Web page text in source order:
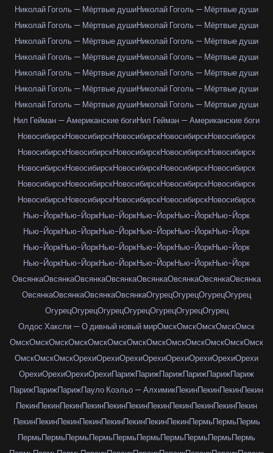
Николай Гоголь — Мёртвые душиНиколай Гоголь — Мёртвые души
Николай Гоголь — Мёртвые душиНиколай Гоголь — Мёртвые души
Николай Гоголь — Мёртвые душиНиколай Гоголь — Мёртвые души
Николай Гоголь — Мёртвые душиНиколай Гоголь — Мёртвые души
Николай Гоголь — Мёртвые душиНиколай Гоголь — Мёртвые души
Николай Гоголь — Мёртвые душиНиколай Гоголь — Мёртвые души
Николай Гоголь — Мёртвые душиНиколай Гоголь — Мёртвые души
Нил Гейман — Американские богиНил Гейман — Американские боги
НовосибирскНовосибирскНовосибирскНовосибирскНовосибирск
НовосибирскНовосибирскНовосибирскНовосибирскНовосибирск
НовосибирскНовосибирскНовосибирскНовосибирскНовосибирск
НовосибирскНовосибирскНовосибирскНовосибирскНовосибирск
НовосибирскНовосибирскНовосибирскНовосибирскНовосибирск
Нью-ЙоркНью-ЙоркНью-ЙоркНью-ЙоркНью-ЙоркНью-Йорк
Нью-ЙоркНью-ЙоркНью-ЙоркНью-ЙоркНью-ЙоркНью-Йорк
Нью-ЙоркНью-ЙоркНью-ЙоркНью-ЙоркНью-ЙоркНью-Йорк
Нью-ЙоркНью-ЙоркНью-ЙоркНью-ЙоркНью-ЙоркНью-Йорк
ОвсянкаОвсянкаОвсянкаОвсянкаОвсянкаОвсянкаОвсянкаОвсянка
ОвсянкаОвсянкаОвсянкаОвсянкаОгурецОгурецОгурецОгурец
ОгурецОгурецОгурецОгурецОгурецОгурецОгурец
Олдос Хаксли — О дивный новый мирОмскОмскОмскОмскОмск
ОмскОмскОмскОмскОмскОмскОмскОмскОмскОмскОмскОмскОмск
ОмскОмскОмскОрехиОрехиОрехиОрехиОрехиОрехиОрехиОрехи
ОрехиОрехиОрехиОрехиПарижПарижПарижПарижПарижПариж
ПарижПарижПарижПауло Коэльо — АлхимикПекинПекинПекинПекин
ПекинПекинПекинПекинПекинПекинПекинПекинПекинПекинПекин
ПекинПекинПекинПекинПекинПекинПекинПекинПермьПермьПермь
ПермьПермьПермьПермьПермьПермьПермьПермьПермьПермь